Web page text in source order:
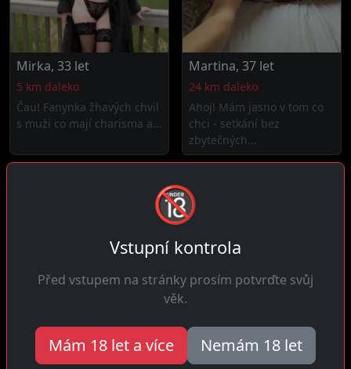
Mirka, 33 let
5 km daleko
Čau! Fanynka žhavých chvil
s muži co mají charisma a...
Martina, 37 let
24 km daleko
Ahoj! Mám jasno v tom co
chci - setkání bez
zbytečných...
Tereza, 29 let
9 km daleko
Judita, 30 let
3 km daleko
🔞
Vstupní kontrola
Před vstupem na stránky prosím potvrďte svůj
věk.
Mám 18 let a více Nemám 18 let